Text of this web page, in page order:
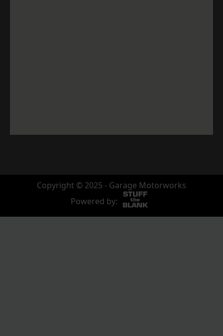
Copyright © 2025 - Garage Motorworks
Powered by: